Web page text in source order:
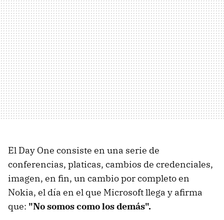
El Day One consiste en una serie de
conferencias, platicas, cambios de credenciales,
imagen, en fin, un cambio por completo en
Nokia, el día en el que Microsoft llega y afirma
que: "No somos como los demás".